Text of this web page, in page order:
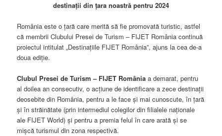
destinații din țara noastră pentru 2024
România este o țară care merită să fie promovată turistic, astfel
că membrii Clubului Presei de Turism – FIJET România continuă
proiectul intitulat „Destinațiile FIJET România”, ajuns la cea de-a
doua ediție.
Clubul Presei de Turism – FIJET România a demarat, pentru
al doilea an consecutiv, o acțiune de identificare a zece destinații
deosebite din România, pentru a le face și mai cunoscute, în țară
și în străinătate (prin intermediul colegilor din filialele naționale
ale FIJET World) și pentru a premia felul în care arată și se
mișcă turismul din zona respectivă.